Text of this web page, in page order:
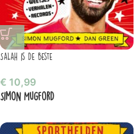
Salah is de beste
€ 10,99
Simon Mugford